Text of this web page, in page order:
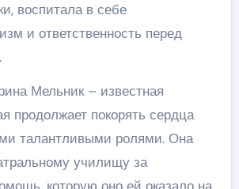
воспитала в себе
и ответственность перед
Мельник – известная
продолжает покорять сердца
талантливыми ролями. Она
училищу за